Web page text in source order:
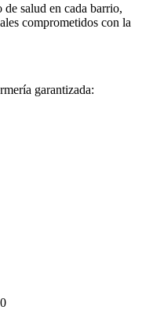
salud en cada barrio,
comprometidos con la
garantizada: